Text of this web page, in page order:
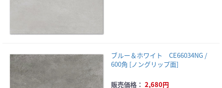
ブルー＆ホワイト CE66034NG /
600角 [ノングリップ面]
販売価格： 2,680円